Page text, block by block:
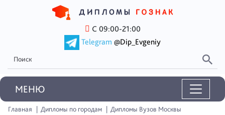
С 09:00-21:00
Telegram @Dip_Evgeniy
MEНЮ
Главная Дипломы по городам
Дипломы Вузов Москвы